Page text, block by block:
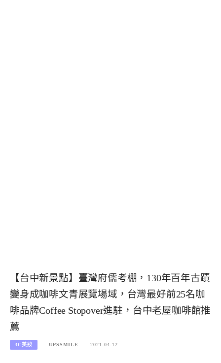
【台中新景點】臺灣府儒考棚，130年百年古蹟
變身成咖啡文青展覽場域，台灣最好前25名咖
啡品牌Coffee Stopover進駐，台中老屋咖啡館推
薦
3C美妝 UPSSMILE 2021-04-12